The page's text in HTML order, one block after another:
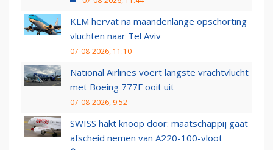
KLM hervat na maandenlange opschorting
vluchten naar Tel Aviv
07-08-2026, 11:10
National Airlines voert langste vrachtvlucht
met Boeing 777F ooit uit
07-08-2026, 9:52
SWISS hakt knoop door: maatschappij gaat
afscheid nemen van A220-100-vloot